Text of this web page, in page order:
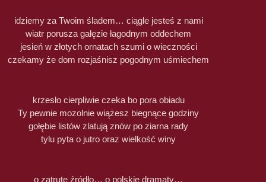
idziemy za Twoim śladem… ciągle jesteś z nami
wiatr porusza gałęzie łagodnym oddechem
jesień w złotych ornatach szumi o wieczności
czekamy że dom rozjaśnisz pogodnym uśmiechem
krzesło cierpliwie czeka bo pora obiadu
Ty pewnie mozolnie wiążesz biegnące godziny
gołębie listów zlatują znów po ziarna rady
tylu pyta o jutro oraz wielkość winy
o zatrute źródło… o polskie dramaty…